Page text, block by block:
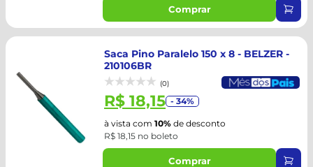
Comprar
Saca Pino Paralelo 150 x 8 - BELZER -
210106BR
(0)
R$ 18,15 - 34%
à vista com 10% de desconto
R$ 18,15 no boleto
Comprar